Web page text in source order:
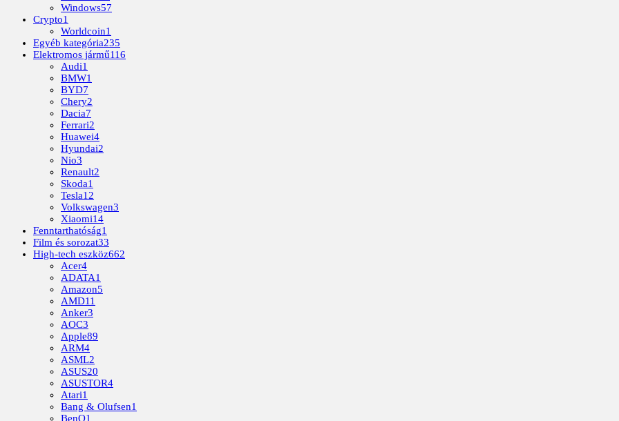
Windows57
Crypto1
Worldcoin1
Egyéb kategória235
Elektromos jármű116
Audi1
BMW1
BYD7
Chery2
Dacia7
Ferrari2
Huawei4
Hyundai2
Nio3
Renault2
Skoda1
Tesla12
Volkswagen3
Xiaomi14
Fenntarthatóság1
Film és sorozat33
High-tech eszköz662
Acer4
ADATA1
Amazon5
AMD11
Anker3
AOC3
Apple89
ARM4
ASML2
ASUS20
ASUSTOR4
Atari1
Bang & Olufsen1
BenQ1